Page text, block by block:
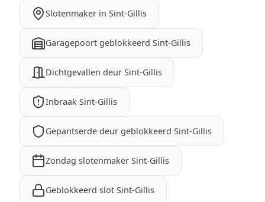
Slotenmaker in Sint-Gillis
Garagepoort geblokkeerd Sint-Gillis
Dichtgevallen deur Sint-Gillis
Inbraak Sint-Gillis
Gepantserde deur geblokkeerd Sint-Gillis
Zondag slotenmaker Sint-Gillis
Geblokkeerd slot Sint-Gillis